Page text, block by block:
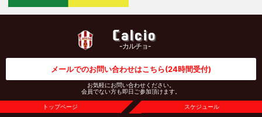
Calcio
-カルチョ-
メールでのお問い合わせはこちら(24時間受付)
お気軽にお問い合わせください。
会員でない方も即日ご参加頂けます。
トップページ スケジュール